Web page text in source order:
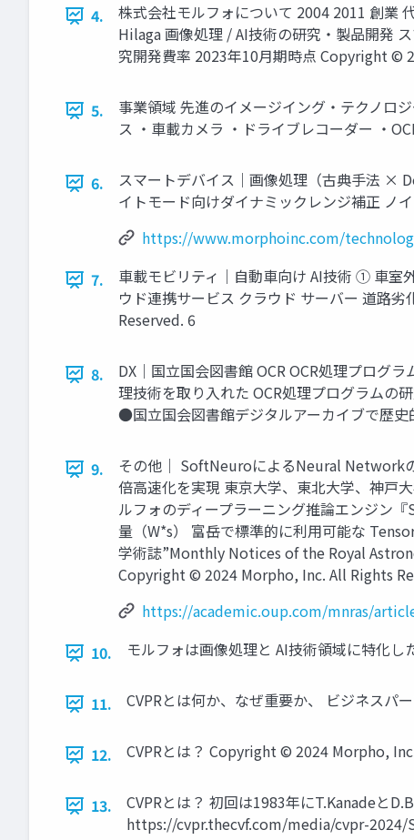
4.
株式会社モルフォについて 2004 2011 創業
Hilaga 画像処理 / AI技術の研究・製品開発
究開発費率 2023年10月期時点 Copyright ©
5.
事業領域 先進のイメージイング・テクノロ
ス ・車載カメラ ・ドライブレコーダー ・
6.
スマートデバイス｜画像処理（古典手法 ×
イトモード向けダイナミックレンジ補正 ノ
https://www.morphoinc.com/
7.
車載モビリティ｜自動車向け AI技術 ① 車室
ウド連携サービス クラウド サーバー 道路
Reserved. 6
8.
DX｜国立国会図書館 OCR OCR処理プログ
理技術を取り入れた OCR処理プログラムの
●国立国会図書館デジタルアーカイブで歴
9.
その他｜ SoftNeuroによるNeural Network
倍高速化を実現 東京大学、東北大学、神戸
ルフォのディープラーニング推論エンジン
量（W*s） 富岳で標準的に利用可能な
学術誌”Monthly Notices of the Royal
Copyright © 2024 Morpho, Inc. All Rights
https://academic.oup.com/mnras/
10.
モルフォは画像処理と AI技術領域に特化
11. CVPRとは何か、なぜ重要か、 ビジネス
12. CVPRとは？ Copyright © 2024 Morpho,
13.
CVPRとは？ 初回は1983年にT.Kanadeと
https://cvpr.thecvf.com/media/cvpr-2024/